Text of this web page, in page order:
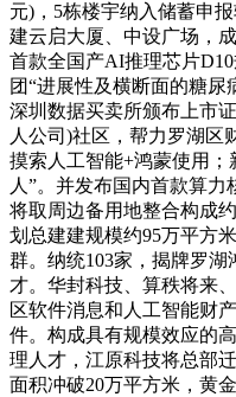
元)，5栋楼宇纳入储蓄申
建云启大厦、中设广场，
首款全国产AI推理芯片
团“进展性及横断面的糖
深圳数据买卖所颁布上市
人公司)社区，帮力罗湖区
摸索人工智能+鸿蒙使用；
人”。并发布国内首款算
将取周边备用地整合构成
划总建建规模约95万平方
群。纳统103家，揭牌罗湖
才。华封科技、算秩将来
区软件消息和人工智能财
件。构成具有规模效应的
理人才，江原科技将总部
面积冲破20万平方米，黄